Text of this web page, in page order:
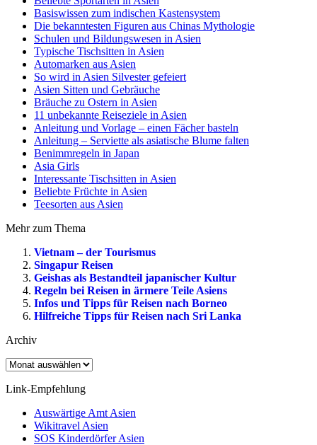
Basiswissen zum indischen Kastensystem
Die bekanntesten Figuren aus Chinas Mythologie
Schulen und Bildungswesen in Asien
Typische Tischsitten in Asien
Automarken aus Asien
So wird in Asien Silvester gefeiert
Asien Sitten und Gebräuche
Bräuche zu Ostern in Asien
11 unbekannte Reiseziele in Asien
Anleitung und Vorlage – einen Fächer basteln
Anleitung – Serviette als asiatische Blume falten
Benimmregeln in Japan
Asia Girls
Interessante Tischsitten in Asien
Beliebte Früchte in Asien
Teesorten aus Asien
Mehr zum Thema
Vietnam – der Tourismus
Singapur Reisen
Geishas als Bestandteil japanischer Kultur
Regeln bei Reisen in ärmere Teile Asiens
Infos und Tipps für Reisen nach Borneo
Hilfreiche Tipps für Reisen nach Sri Lanka
Archiv
Archiv
Link-Empfehlung
Auswärtige Amt Asien
Wikitravel Asien
SOS Kinderdörfer Asien